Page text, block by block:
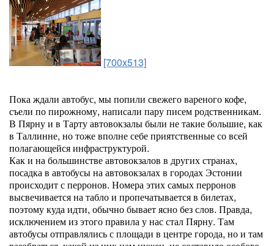
[700x513]
Пока ждали автобус, мы попили свежего вареного кофе,
съели по пирожному, написали пару писем родственникам.
В Пярну и в Тарту автовокзалы были не такие большие, как
в Таллинне, но тоже вполне себе приятственные со всей
полагающейся инфраструктурой.
Как и на большинстве автовокзалов в других странах,
посадка в автобусы на автовокзалах в городах Эстонии
происходит с перронов. Номера этих самых перронов
высвечивается на табло и пропечатывается в билетах,
поэтому куда идти, обычно бывает ясно без слов. Правда,
исключением из этого правила у нас стал Пярну. Там
автобусы отправлялись с площади в центре города, но и там